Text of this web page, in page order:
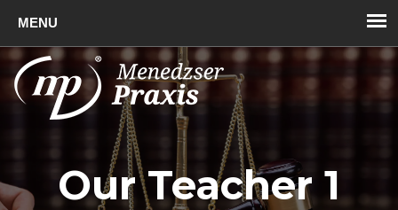
Our Teacher 1